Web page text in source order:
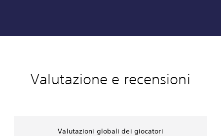
Valutazione e recensioni
Valutazioni globali dei giocatori